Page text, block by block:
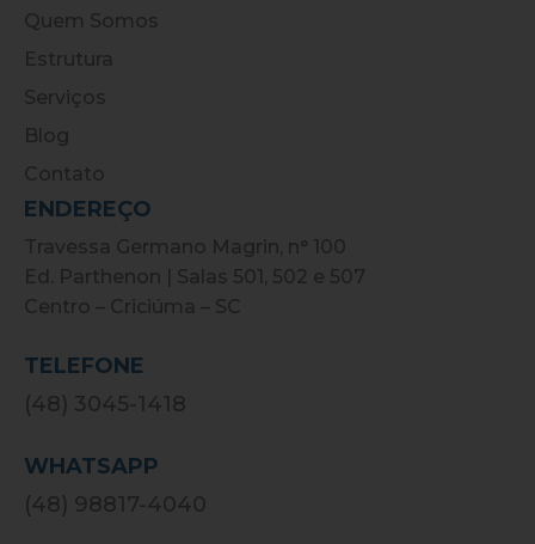
Quem Somos
Estrutura
Serviços
Blog
Contato
ENDEREÇO
Travessa Germano Magrin, n° 100
Ed. Parthenon | Salas 501, 502 e 507
Centro – Criciúma – SC
TELEFONE
(48) 3045-1418
WHATSAPP
(48) 98817-4040